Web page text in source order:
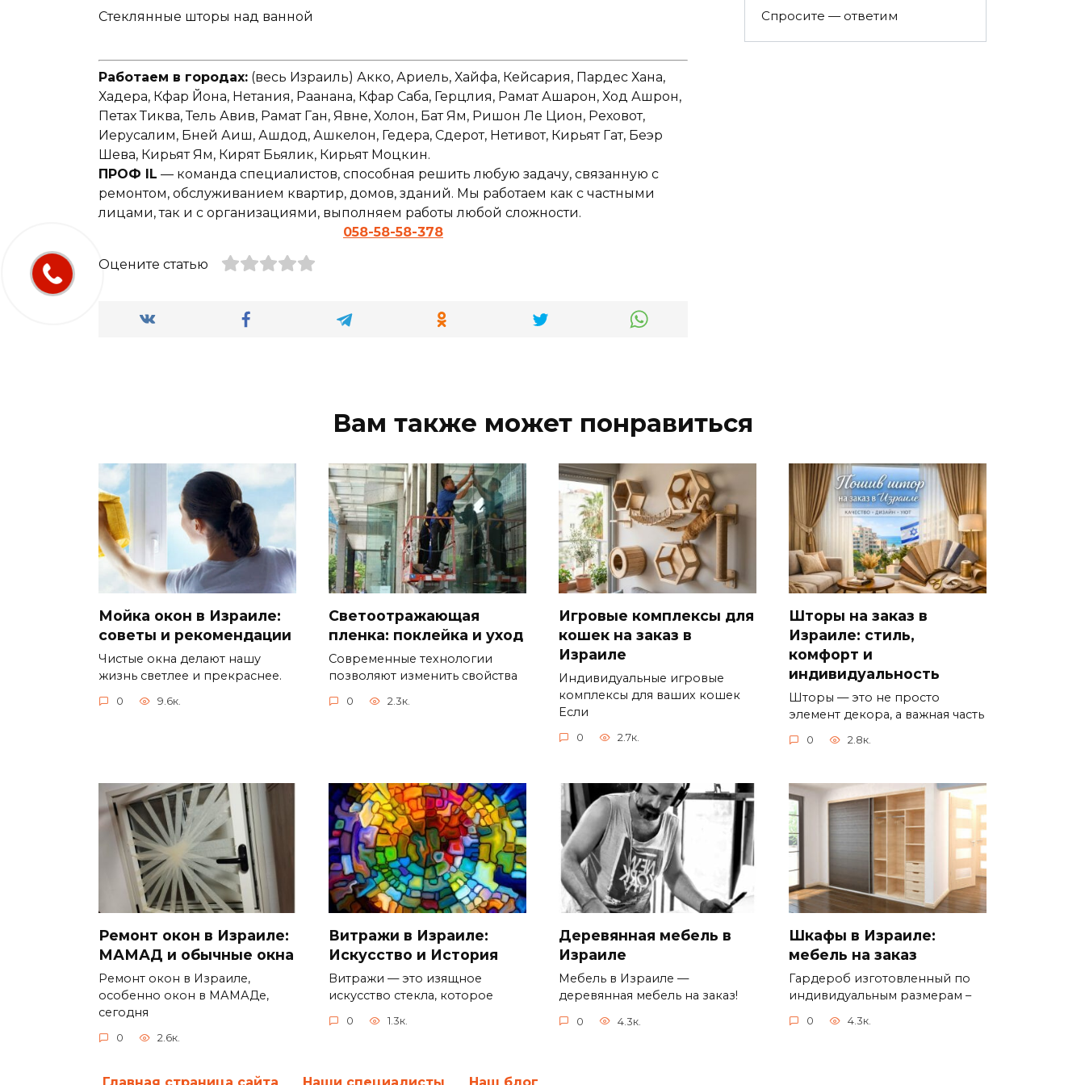
Стеклянные шторы над ванной
Работаем в городах: (весь Израиль) Акко, Ариель, Хайфа, Кейсария, Пардес Хана,
Хадера, Кфар Йона, Нетания, Раанана, Кфар Саба, Герцлия, Рамат Ашарон, Ход Ашрон,
Петах Тиква, Тель Авив, Рамат Ган, Явне, Холон, Бат Ям, Ришон Ле Цион, Реховот,
Иерусалим, Бней Аиш, Ашдод, Ашкелон, Гедера, Сдерот, Нетивот, Кирьят Гат, Беэр
Шева, Кирьят Ям, Кирят Бьялик, Кирьят Моцкин.
ПРОФ IL — команда специалистов, способная решить любую задачу, связанную с
ремонтом, обслуживанием квартир, домов, зданий. Мы работаем как с частными
лицами, так и с организациями, выполняем работы любой сложности.
058-58-58-378
Оцените статью
Спросите — ответим
Вам также может понравиться
Мойка окон в Израиле:
советы и рекомендации
Чистые окна делают нашу
жизнь светлее и прекраснее.
0 9.6к.
Светоотражающая
пленка: поклейка и уход
Современные технологии
позволяют изменить свойства
0 2.3к.
Игровые комплексы для
кошек на заказ в
Израиле
Индивидуальные игровые
комплексы для ваших кошек
Если
0 2.7к.
Шторы на заказ в
Израиле: стиль,
комфорт и
индивидуальность
Шторы — это не просто
элемент декора, а важная часть
0 2.8к.
Ремонт окон в Израиле:
МАМАД и обычные окна
Ремонт окон в Израиле,
особенно окон в МАМАДе,
сегодня
0 2.6к.
Витражи в Израиле:
Искусство и История
Витражи — это изящное
искусство стекла, которое
0 1.3к.
Деревянная мебель в
Израиле
Мебель в Израиле —
деревянная мебель на заказ!
0 4.3к.
Шкафы в Израиле:
мебель на заказ
Гардероб изготовленный по
индивидуальным размерам –
0 4.3к.